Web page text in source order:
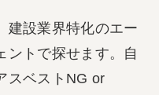
建設業界特化のエー
ントで探せます。自
スベストNG or